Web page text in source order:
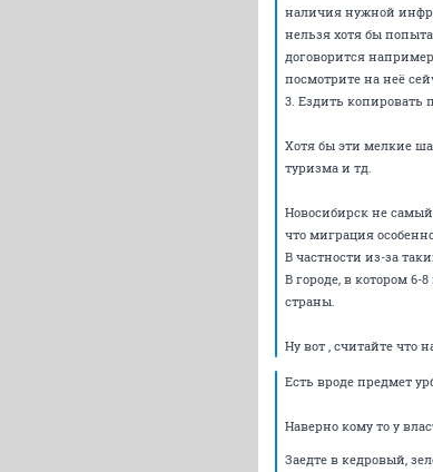
наличия нужной
нельзя хотя бы
договорится
посмотрите на неё
3. Ездить копировать
Хотя бы эти мелкие
туризма и тд.
Новосибирск не самый
что миграция
В частности из-за
В городе, в котором 6-
страны.
Ну вот , считайте что
Есть вроде предмет
Наверно кому то у
Заедте в кедровый,